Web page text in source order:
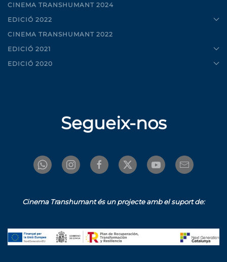
CINEMA TRANSHUMANT 2024
EDICIÓ 2022
CINEMA TRANSHUMANT 2022
EDICIÓ 2021
EDICIÓ 2020
Segueix-nos
Cinema Transhumant és un projecte amb el suport de: